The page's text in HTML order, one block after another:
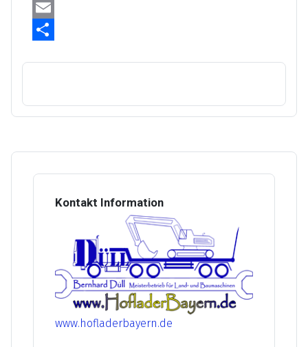
WhatsApp
Email
Kontakt Information
www.hofladerbayern.de